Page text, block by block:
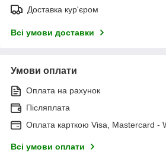
Доставка кур'єром
Всі умови доставки
Умови оплати
Оплата на рахунок
Післяплата
Оплата карткою Visa, Mastercard -
Всі умови оплати